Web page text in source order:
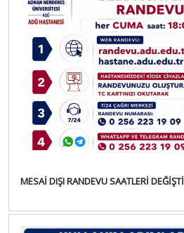
MESAİ DIŞI RANDEVU SAATLERİ DEĞİŞTİ